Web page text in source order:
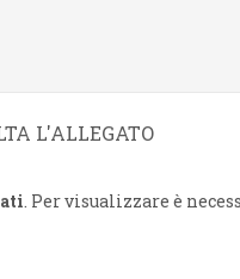
Nazionale
L'ALLEGATO
. Per visualizzare è